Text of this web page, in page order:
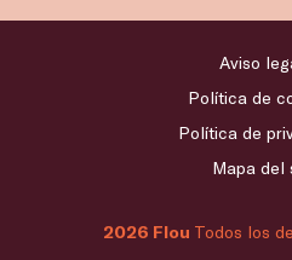
2026 Flou Todos los
Aviso
Política de
Política de
Mapa del